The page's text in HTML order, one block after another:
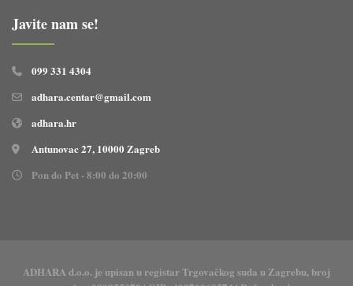
Javite nam se!
099 331 4304
adhara.centar@gmail.com
adhara.hr
Antunovac 27, 10000 Zagreb
Pon do Pet - 8:00 do 20:00
ADHARA d.o.o. je upisan u registar Trgovačkog suda u Zagrebu, broj